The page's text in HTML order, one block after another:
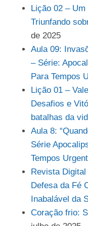
Lição 02 –
Triunfando
de 2025
Aula 09:
– Série:
Para Tempos
Lição 01 –
Desafios e
batalhas da
Aula 8:
Série
Tempos
Revista
Defesa da Fé
Inabalável da
Coração frio: